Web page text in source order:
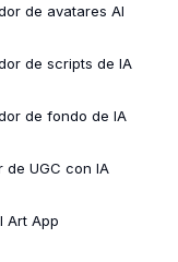
de avatares AI
de scripts de IA
de fondo de IA
de UGC con IA
Art App